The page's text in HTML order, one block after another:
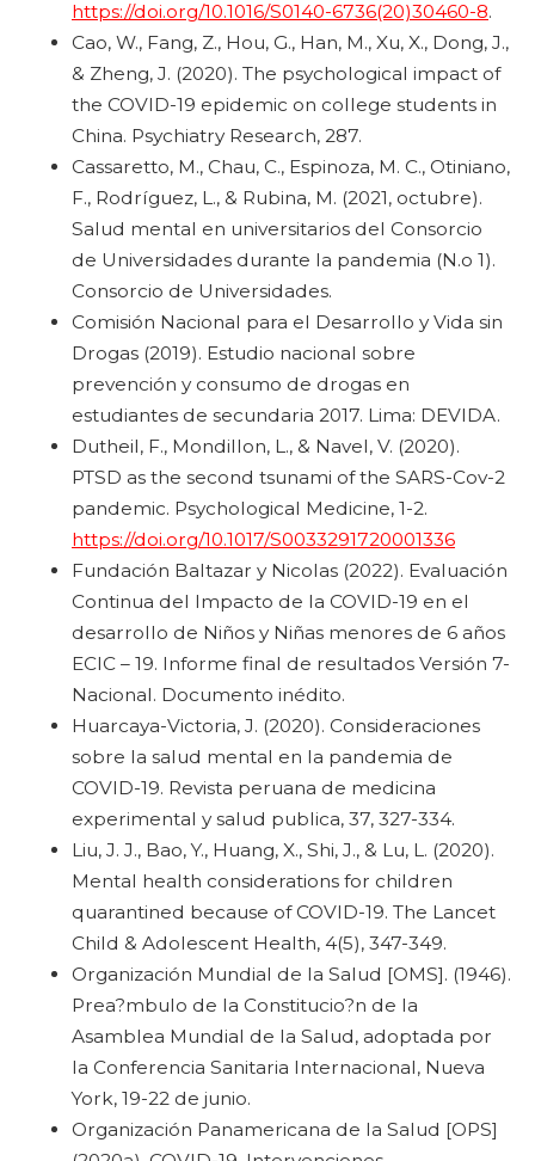
https://doi.org/10.1016/S0140-6736(20)30460-8.
Cao, W., Fang, Z., Hou, G., Han, M., Xu, X., Dong, J.,
& Zheng, J. (2020). The psychological impact of
the COVID-19 epidemic on college students in
China. Psychiatry Research, 287.
Cassaretto, M., Chau, C., Espinoza, M. C., Otiniano,
F., Rodríguez, L., & Rubina, M. (2021, octubre).
Salud mental en universitarios del Consorcio
de Universidades durante la pandemia (N.o 1).
Consorcio de Universidades.
Comisión Nacional para el Desarrollo y Vida sin
Drogas (2019). Estudio nacional sobre
prevención y consumo de drogas en
estudiantes de secundaria 2017. Lima: DEVIDA.
Dutheil, F., Mondillon, L., & Navel, V. (2020).
PTSD as the second tsunami of the SARS-Cov-2
pandemic. Psychological Medicine, 1-2.
https://doi.org/10.1017/S0033291720001336
Fundación Baltazar y Nicolas (2022). Evaluación
Continua del Impacto de la COVID-19 en el
desarrollo de Niños y Niñas menores de 6 años
ECIC – 19. Informe final de resultados Versión 7-
Nacional. Documento inédito.
Huarcaya-Victoria, J. (2020). Consideraciones
sobre la salud mental en la pandemia de
COVID-19. Revista peruana de medicina
experimental y salud publica, 37, 327-334.
Liu, J. J., Bao, Y., Huang, X., Shi, J., & Lu, L. (2020).
Mental health considerations for children
quarantined because of COVID-19. The Lancet
Child & Adolescent Health, 4(5), 347-349.
Organización Mundial de la Salud [OMS]. (1946).
Prea?mbulo de la Constitucio?n de la
Asamblea Mundial de la Salud, adoptada por
la Conferencia Sanitaria Internacional, Nueva
York, 19-22 de junio.
Organización Panamericana de la Salud [OPS]